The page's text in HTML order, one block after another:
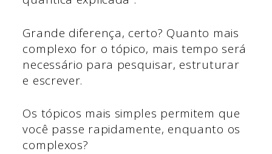
Grande diferença, certo? Quanto mais
complexo for o tópico, mais tempo será
necessário para pesquisar, estruturar
e escrever.
Os tópicos mais simples permitem que
você passe rapidamente, enquanto os
complexos?